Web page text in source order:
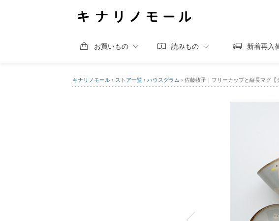
お買いもの 読みもの 新着再入
キナリノモール › ストア一覧 › ハウスグラム › 佐藤牧子｜フリーカップと縦長マグ【